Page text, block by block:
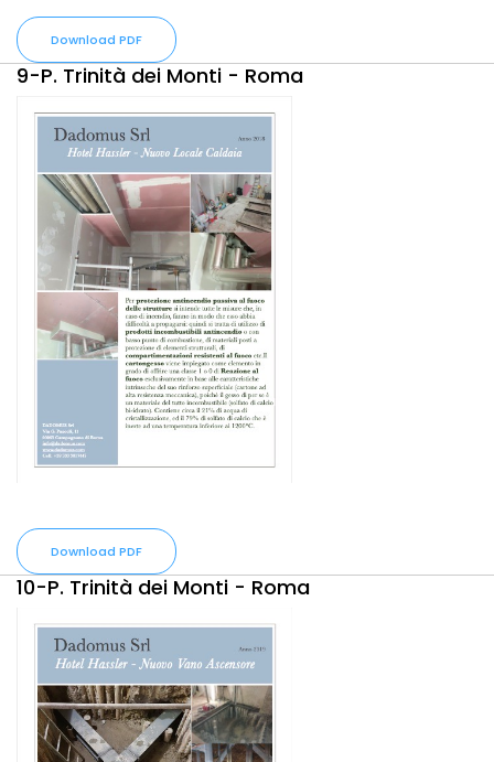
Download PDF
9-P. Trinità dei Monti - Roma
Download PDF
10-P. Trinità dei Monti - Roma